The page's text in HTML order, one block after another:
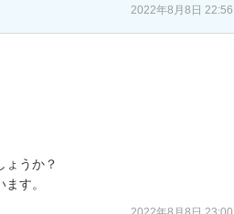
2022年8月8日 22:56
ょうか？
す。